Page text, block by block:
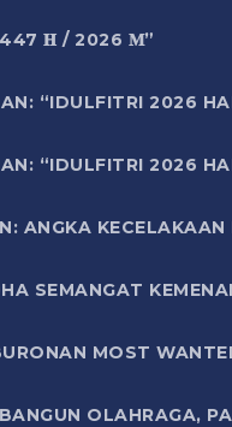
1447 𝐇 / 2026 𝐌”
“IDULFITRI 2026
“IDULFITRI 2026
ANGKA
SEMANGAT
MOST
OLAHRAGA,